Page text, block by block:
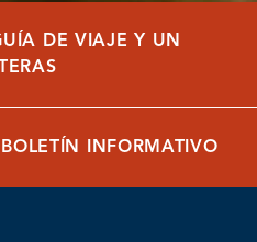
DE VIAJE Y UN
INFORMATIVO